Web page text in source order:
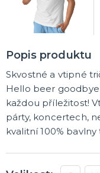
Popis produktu
Skvostné a vtipné
Hello beer
každou příležitost!
párty, koncertech,
kvalitní 100%